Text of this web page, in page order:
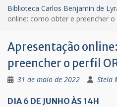
Biblioteca Carlos Benjamin de
online: como obter e preencher o
Apresentação
preencher o perfil
31 de maio de 2022 Stela
DIA 6 DE JUNHO ÀS 14H